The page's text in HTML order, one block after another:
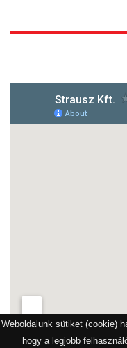
Weboldalunk sütiket (cookie)
hogy a legjobb